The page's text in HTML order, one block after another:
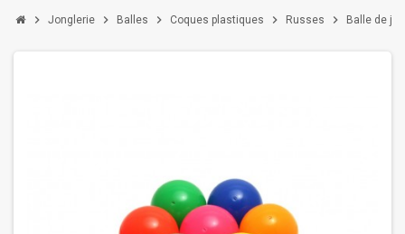
chevron_right Jonglerie chevron_right Balles chevron_right Coques plastiques chevron_right Russes chevron_right Balle de